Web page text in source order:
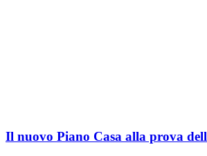
Il nuovo Piano Casa alla prova